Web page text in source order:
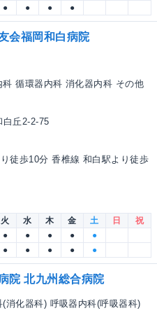
● ● ● ●
会福岡和白病院
循環器内科 消化器内科 その他
白丘2-2-75
徒歩10分 香椎線 和白駅より徒歩
火 水 木 金 土 日
祝
● ● ● ●
●
● ● ● ● ●
院 北九州総合病院
消化器科) 呼吸器内科(呼吸器科)